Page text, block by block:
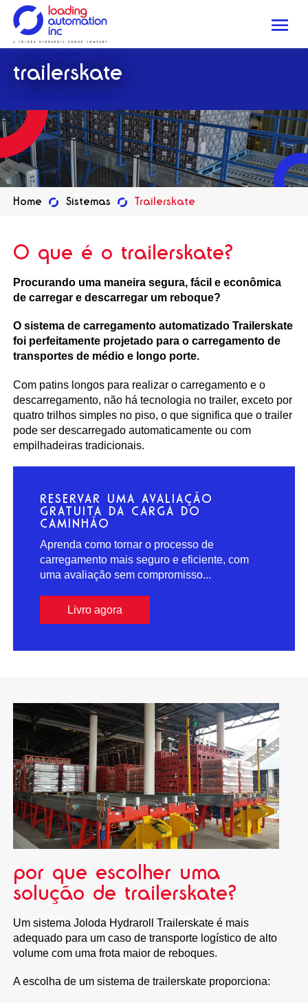
Loading
Automation
Inc
trailerskate
Home Sistemas Trailerskate
O que é o trailerskate?
Procurando uma maneira segura, fácil e econômica
de carregar e descarregar um reboque?
O sistema de carregamento automatizado Trailerskate
foi perfeitamente projetado para o carregamento de
transportes de médio e longo porte.
Com patins longos para realizar o carregamento e o
descarregamento, não há tecnologia no trailer, exceto por
quatro trilhos simples no piso, o que significa que o trailer
pode ser descarregado automaticamente ou com
empilhadeiras tradicionais.
RESERVAR UMA AVALIAÇÃO
GRATUITA DA CARGA DO
CAMINHÃO
Aprenda como tornar o processo de
carregamento mais seguro e eficiente, com
uma avaliação sem compromisso...
Livro agora
por que escolher uma
solução de trailerskate?
Um sistema Joloda Hydraroll Trailerskate é mais
adequado para um caso de transporte logístico de alto
volume com uma frota maior de reboques.
A escolha de um sistema de trailerskate proporciona: